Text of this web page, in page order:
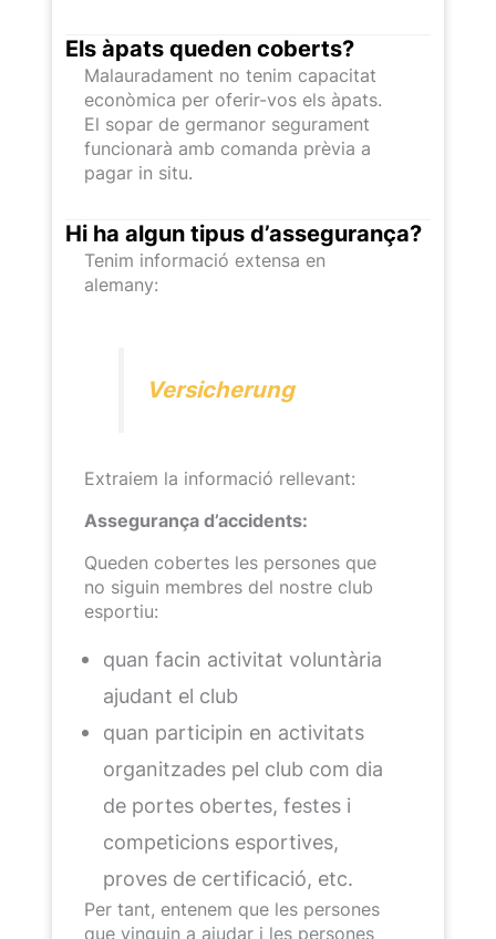
Els àpats queden coberts?
Malauradament no tenim capacitat
econòmica per oferir-vos els àpats.
El sopar de germanor segurament
funcionarà amb comanda prèvia a
pagar in situ.
Hi ha algun tipus d’assegurança?
Tenim informació extensa en
alemany:
Versicherung
Extraiem la informació rellevant:
Assegurança d’accidents:
Queden cobertes les persones que
no siguin membres del nostre club
esportiu:
quan facin activitat voluntària
ajudant el club
⁠quan participin en activitats
organitzades pel club com dia
de portes obertes, festes i
competicions esportives,
proves de certificació, etc.
Per tant, entenem que les persones
que vinguin a ajudar i les persones